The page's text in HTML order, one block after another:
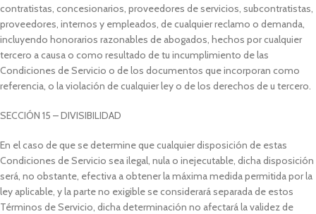
contratistas, concesionarios, proveedores de servicios, subcontratistas,
proveedores, internos y empleados, de cualquier reclamo o demanda,
incluyendo honorarios razonables de abogados, hechos por cualquier
tercero a causa o como resultado de tu incumplimiento de las
Condiciones de Servicio o de los documentos que incorporan como
referencia, o la violación de cualquier ley o de los derechos de u tercero.
SECCIÓN 15 – DIVISIBILIDAD
En el caso de que se determine que cualquier disposición de estas
Condiciones de Servicio sea ilegal, nula o inejecutable, dicha disposición
será, no obstante, efectiva a obtener la máxima medida permitida por la
ley aplicable, y la parte no exigible se considerará separada de estos
Términos de Servicio, dicha determinación no afectará la validez de